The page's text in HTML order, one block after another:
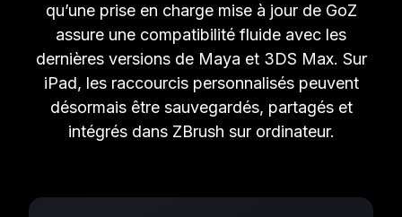
qu’une prise en charge mise à jour de GoZ
assure une compatibilité fluide avec les
dernières versions de Maya et 3DS Max. Sur
iPad, les raccourcis personnalisés peuvent
désormais être sauvegardés, partagés et
intégrés dans ZBrush sur ordinateur.